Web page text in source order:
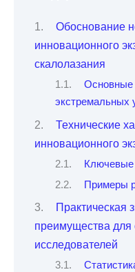
Обоснование
инновационного
скалолазания
Основные
экстремальных
Технические
инновационного
Ключевые
Примеры
Практическая
преимущества для
исследователей